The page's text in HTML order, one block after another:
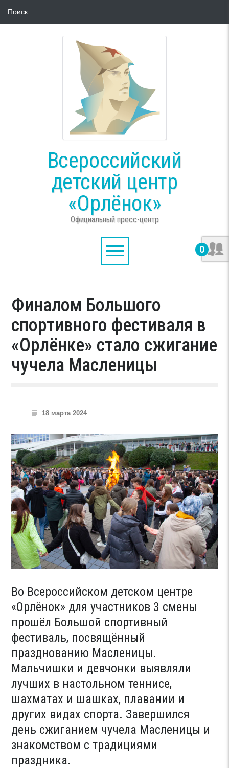
Всероссийский
детский центр
«Орлёнок»
Официальный пресс-центр
0
Финалом Большого
спортивного фестиваля в
«Орлёнке» стало сжигание
чучела Масленицы
18 марта 2024
Во Всероссийском детском центре
«Орлёнок» для участников 3 смены
прошёл Большой спортивный
фестиваль, посвящённый
празднованию Масленицы.
Мальчишки и девчонки выявляли
лучших в настольном теннисе,
шахматах и шашках, плавании и
других видах спорта. Завершился
день сжиганием чучела Масленицы и
знакомством с традициями
праздника.